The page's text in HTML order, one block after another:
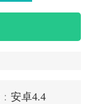
安卓4.4